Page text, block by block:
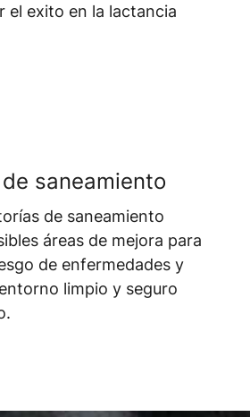
el exito en la lactancia
saneamiento
de saneamiento
áreas de mejora para
de enfermedades y
limpio y seguro